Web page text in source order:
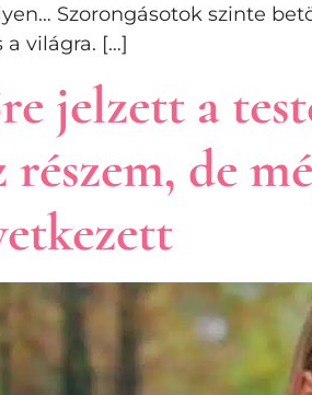
Szorongásotok szinte
a világra. […]
jelzett a
részem, de